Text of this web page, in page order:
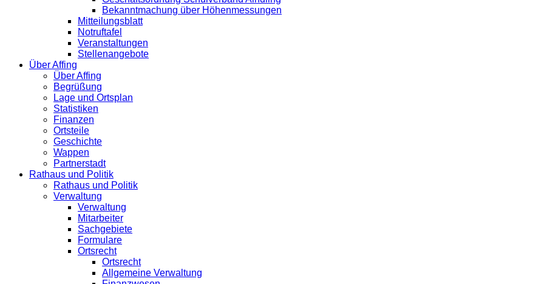
Bekanntmachung über Höhenmessungen
Mitteilungsblatt
Notruftafel
Veranstaltungen
Stellenangebote
Über Affing
Über Affing
Begrüßung
Lage und Ortsplan
Statistiken
Finanzen
Ortsteile
Geschichte
Wappen
Partnerstadt
Rathaus und Politik
Rathaus und Politik
Verwaltung
Verwaltung
Mitarbeiter
Sachgebiete
Formulare
Ortsrecht
Ortsrecht
Allgemeine Verwaltung